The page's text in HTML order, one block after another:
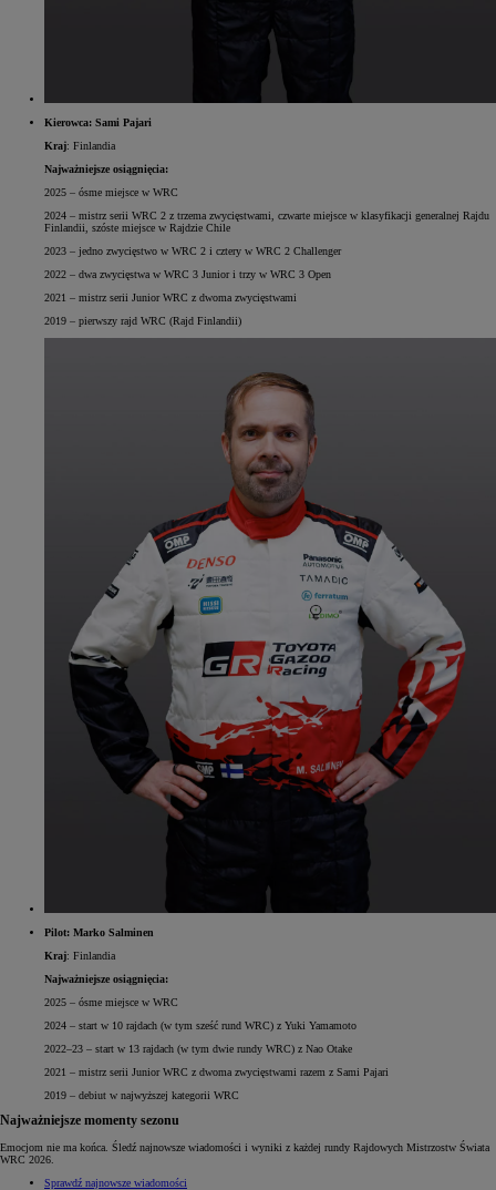
Kierowca: Sami Pajari
Kraj: Finlandia
Najważniejsze osiągnięcia:
2025 – ósme miejsce w WRC
2024 – mistrz serii WRC 2 z trzema zwycięstwami, czwarte miejsce w klasyfikacji generalnej Rajdu
Finlandii, szóste miejsce w Rajdzie Chile
2023 – jedno zwycięstwo w WRC 2 i cztery w WRC 2 Challenger
2022 – dwa zwycięstwa w WRC 3 Junior i trzy w WRC 3 Open
2021 – mistrz serii Junior WRC z dwoma zwycięstwami
2019 – pierwszy rajd WRC (Rajd Finlandii)
Pilot: Marko Salminen
Kraj: Finlandia
Najważniejsze osiągnięcia:
2025 – ósme miejsce w WRC
2024 – start w 10 rajdach (w tym sześć rund WRC) z Yuki Yamamoto
2022–23 – start w 13 rajdach (w tym dwie rundy WRC) z Nao Otake
2021 – mistrz serii Junior WRC z dwoma zwycięstwami razem z Sami Pajari
2019 – debiut w najwyższej kategorii WRC
Najważniejsze momenty sezonu
Emocjom nie ma końca. Śledź najnowsze wiadomości i wyniki z każdej rundy Rajdowych Mistrzostw Świata
WRC 2026.
Sprawdź najnowsze wiadomości